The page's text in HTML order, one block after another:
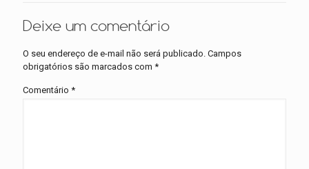
Deixe um comentário
O seu endereço de e-mail não será publicado. Campos
obrigatórios são marcados com *
Comentário *